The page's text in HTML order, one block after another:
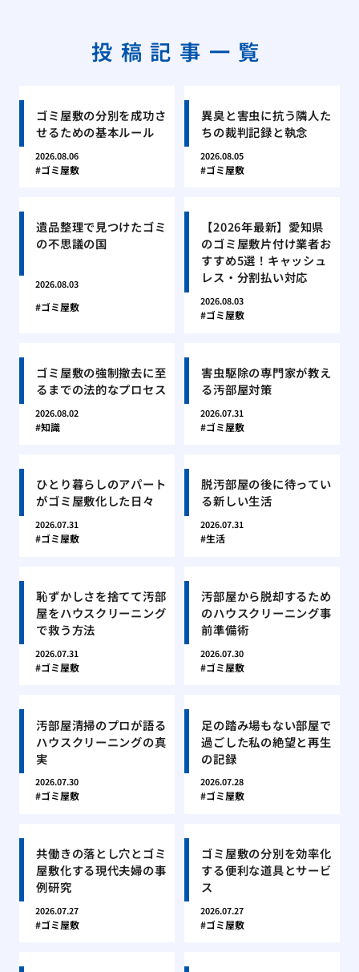
投稿記事一覧
ゴミ屋敷の分別を成功さ
せるための基本ルール
2026.08.06
ゴミ屋敷
異臭と害虫に抗う隣人た
ちの裁判記録と執念
2026.08.05
ゴミ屋敷
遺品整理で見つけたゴミ
の不思議の国
2026.08.03
ゴミ屋敷
【2026年最新】愛知県
のゴミ屋敷片付け業者お
すすめ5選！キャッシュ
レス・分割払い対応
2026.08.03
ゴミ屋敷
ゴミ屋敷の強制撤去に至
るまでの法的なプロセス
2026.08.02
知識
害虫駆除の専門家が教え
る汚部屋対策
2026.07.31
ゴミ屋敷
ひとり暮らしのアパート
がゴミ屋敷化した日々
2026.07.31
ゴミ屋敷
脱汚部屋の後に待ってい
る新しい生活
2026.07.31
生活
恥ずかしさを捨てて汚部
屋をハウスクリーニング
で救う方法
2026.07.31
ゴミ屋敷
汚部屋から脱却するため
のハウスクリーニング事
前準備術
2026.07.30
ゴミ屋敷
汚部屋清掃のプロが語る
ハウスクリーニングの真
実
2026.07.30
ゴミ屋敷
足の踏み場もない部屋で
過ごした私の絶望と再生
の記録
2026.07.28
ゴミ屋敷
共働きの落とし穴とゴミ
屋敷化する現代夫婦の事
例研究
2026.07.27
ゴミ屋敷
ゴミ屋敷の分別を効率化
する便利な道具とサービ
ス
2026.07.27
ゴミ屋敷